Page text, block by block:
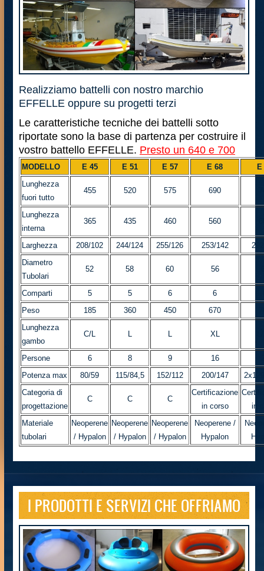
Realizziamo battelli con nostro marchio
EFFELLE oppure su progetti terzi
Le caratteristiche tecniche dei battelli sotto
riportate sono la base di partenza per costruire il
vostro battello EFFELLE. Presto un 640 e 700
MODELLO E 45 E 51 E 57 E 68
Lunghezza
fuori tutto
455 520 575 690
Lunghezza
interna
365 435 460 560
Larghezza 208/102 244/124 255/126 253/142
Diametro
Tubolari
52 58 60 56
Comparti 5 5 6 6
Peso
185 360 450 670
Lunghezza
gambo
C/L XL
Persone 6 8 9 16
Potenza max
80/59 115/84,5 152/112 200/147
Categoria di
progettazione
C C C
Certificazione
in corso
in
Materiale
tubolari
Neoperene
/ Hypalon
Neoperene
/ Hypalon
Neoperene
/ Hypalon
Neoperene /
Hypalon
I PRODOTTI E SERVIZI CHE OFFRIAMO